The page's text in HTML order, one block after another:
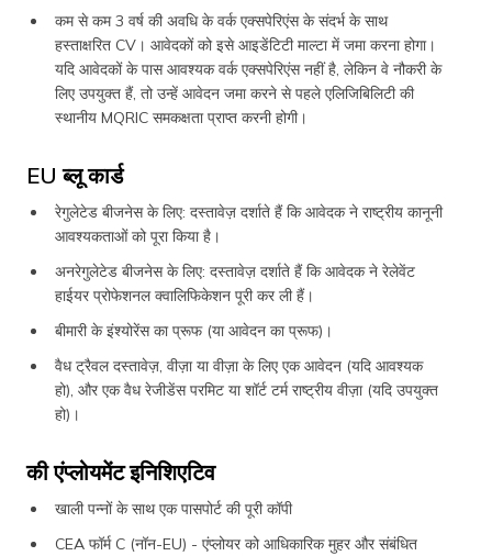
कम से कम 3 वर्ष की अवधि के वर्क एक्सपेरिएंस के संदर्भ के साथ
हस्ताक्षरित CV। आवेदकों को इसे आइडेंटिटी माल्टा में जमा करना होगा।
यदि आवेदकों के पास आवश्यक वर्क एक्सपेरिएंस नहीं है, लेकिन वे नौकरी के
लिए उपयुक्त हैं, तो उन्हें आवेदन जमा करने से पहले एलिजिबिलिटी की
स्थानीय MQRIC समकक्षता प्राप्त करनी होगी।
EU ब्लू कार्ड
रेगुलेटेड बीजनेस के लिए: दस्तावेज़ दर्शाते हैं कि आवेदक ने राष्ट्रीय कानूनी
आवश्यकताओं को पूरा किया है।
अनरेगुलेटेड बीजनेस के लिए: दस्तावेज़ दर्शाते हैं कि आवेदक ने रेलेवेंट
हाईयर प्रोफेशनल क्वालिफिकेशन पूरी कर ली हैं।
बीमारी के इंश्योरेंस का प्रूफ (या आवेदन का प्रूफ)।
वैध ट्रैवल दस्तावेज़, वीज़ा या वीज़ा के लिए एक आवेदन (यदि आवश्यक
हो), और एक वैध रेजीडेंस परमिट या शॉर्ट टर्म राष्ट्रीय वीज़ा (यदि उपयुक्त
हो)।
की एंप्लोयमेंट इनिशिएटिव
खाली पन्नों के साथ एक पासपोर्ट की पूरी कॉपी
CEA फॉर्म C (नॉन-EU) - एंप्लोयर को आधिकारिक मुहर और संबंधित